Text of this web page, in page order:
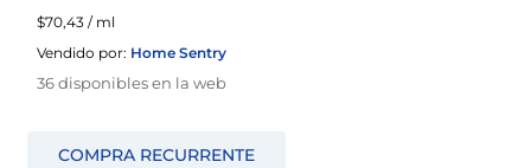
$70,43 / ml
Vendido por: Home Sentry
36disponibles en la web